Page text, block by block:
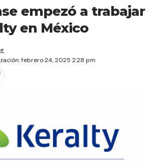
empezó a trabajar
en México
febrero 24, 2025 2:28 pm